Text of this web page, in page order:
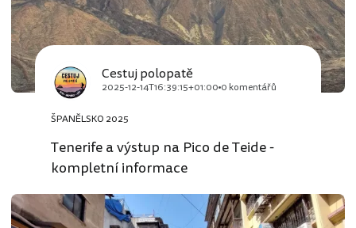
Cestuj polopatě
2025-12-14T16:39:15+01:00 0 komentářů
ŠPANĚLSKO 2025
Tenerife a výstup na Pico de Teide -
kompletní informace